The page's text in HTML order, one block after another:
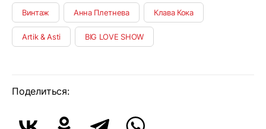
Винтаж Анна Плетнева Клава Кока
Artik & Asti BIG LOVE SHOW
Поделиться: